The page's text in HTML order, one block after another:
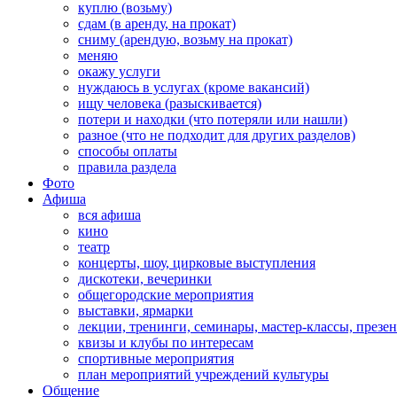
куплю (возьму)
сдам (в аренду, на прокат)
сниму (арендую, возьму на прокат)
меняю
окажу услуги
нуждаюсь в услугах (кроме вакансий)
ищу человека (разыскивается)
потери и находки (что потеряли или нашли)
разное (что не подходит для других разделов)
способы оплаты
правила раздела
Фото
Афиша
вся афиша
кино
театр
концерты, шоу, цирковые выступления
дискотеки, вечеринки
общегородские мероприятия
выставки, ярмарки
лекции, тренинги, семинары, мастер-классы,
квизы и клубы по интересам
спортивные мероприятия
план мероприятий учреждений культуры
Общение